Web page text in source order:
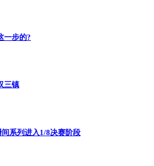
一步的?
三镇
系列进入1/8决赛阶段